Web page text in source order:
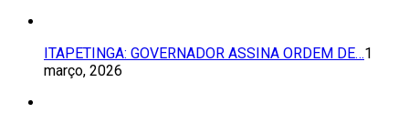
ITAPETINGA: GOVERNADOR ASSINA ORDEM DE…1
março, 2026